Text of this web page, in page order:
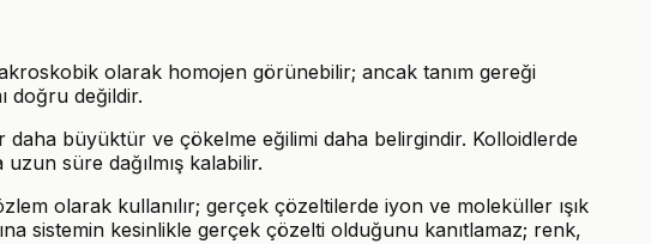
olarak homojen görünebilir; ancak tanım gereği
doğru değildir.
daha büyüktür ve çökelme eğilimi daha belirgindir. Kolloidlerde
süre dağılmış kalabilir.
olarak kullanılır; gerçek çözeltilerde iyon ve moleküller ışık
sistemin kesinlikle gerçek çözelti olduğunu kanıtlamaz; renk,